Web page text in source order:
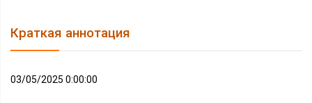
Краткая аннотация
03/05/2025 0:00:00